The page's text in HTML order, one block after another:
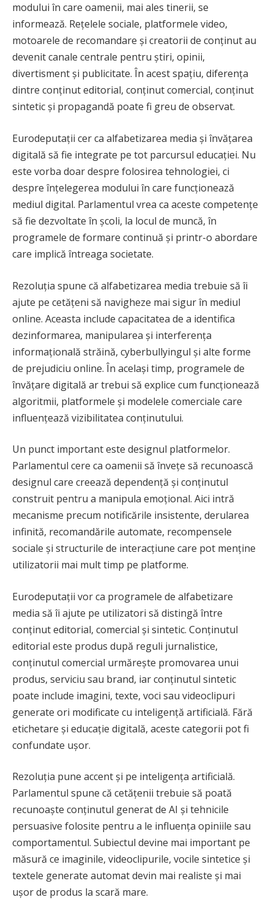
modului în care oamenii, mai ales tinerii, se
informează. Rețelele sociale, platformele video,
motoarele de recomandare și creatorii de conținut au
devenit canale centrale pentru știri, opinii,
divertisment și publicitate. În acest spațiu, diferența
dintre conținut editorial, conținut comercial, conținut
sintetic și propagandă poate fi greu de observat.
Eurodeputații cer ca alfabetizarea media și învățarea
digitală să fie integrate pe tot parcursul educației. Nu
este vorba doar despre folosirea tehnologiei, ci
despre înțelegerea modului în care funcționează
mediul digital. Parlamentul vrea ca aceste competențe
să fie dezvoltate în școli, la locul de muncă, în
programele de formare continuă și printr-o abordare
care implică întreaga societate.
Rezoluția spune că alfabetizarea media trebuie să îi
ajute pe cetățeni să navigheze mai sigur în mediul
online. Aceasta include capacitatea de a identifica
dezinformarea, manipularea și interferența
informațională străină, cyberbullyingul și alte forme
de prejudiciu online. În același timp, programele de
învățare digitală ar trebui să explice cum funcționează
algoritmii, platformele și modelele comerciale care
influențează vizibilitatea conținutului.
Un punct important este designul platformelor.
Parlamentul cere ca oamenii să învețe să recunoască
designul care creează dependență și conținutul
construit pentru a manipula emoțional. Aici intră
mecanisme precum notificările insistente, derularea
infinită, recomandările automate, recompensele
sociale și structurile de interacțiune care pot menține
utilizatorii mai mult timp pe platforme.
Eurodeputații vor ca programele de alfabetizare
media să îi ajute pe utilizatori să distingă între
conținut editorial, comercial și sintetic. Conținutul
editorial este produs după reguli jurnalistice,
conținutul comercial urmărește promovarea unui
produs, serviciu sau brand, iar conținutul sintetic
poate include imagini, texte, voci sau videoclipuri
generate ori modificate cu inteligență artificială. Fără
etichetare și educație digitală, aceste categorii pot fi
confundate ușor.
Rezoluția pune accent și pe inteligența artificială.
Parlamentul spune că cetățenii trebuie să poată
recunoaște conținutul generat de AI și tehnicile
persuasive folosite pentru a le influența opiniile sau
comportamentul. Subiectul devine mai important pe
măsură ce imaginile, videoclipurile, vocile sintetice și
textele generate automat devin mai realiste și mai
ușor de produs la scară mare.